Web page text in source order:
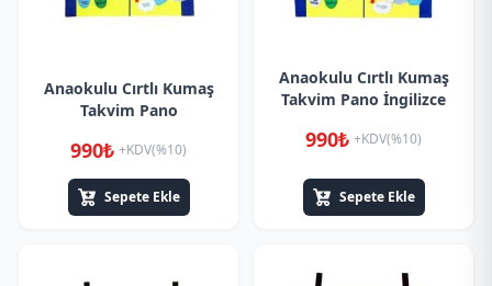
Anaokulu Cırtlı Kumaş
Takvim Pano
990₺ +KDV(%10)
Sepete Ekle
Anaokulu Cırtlı Kumaş
Takvim Pano İngilizce
990₺ +KDV(%10)
Sepete Ekle